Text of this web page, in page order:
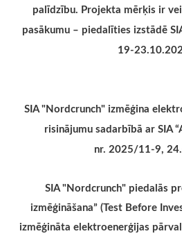
palīdzību. Projekta mērķis ir
pasākumu – piedalīties izstādē
19-
SIA "Nordcrunch" izmēģina
risinājumu sadarbībā ar SIA
nr. 2025/11-9,
SIA "Nordcrunch" piedalās
izmēģināšana” (Test Before
izmēģināta elektroenerģijas